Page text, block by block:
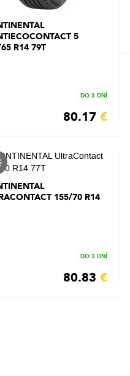
5
R14 79T
DO 3 DNÍ
80.17 €
155/70 R14
DO 3 DNÍ
80.83 €